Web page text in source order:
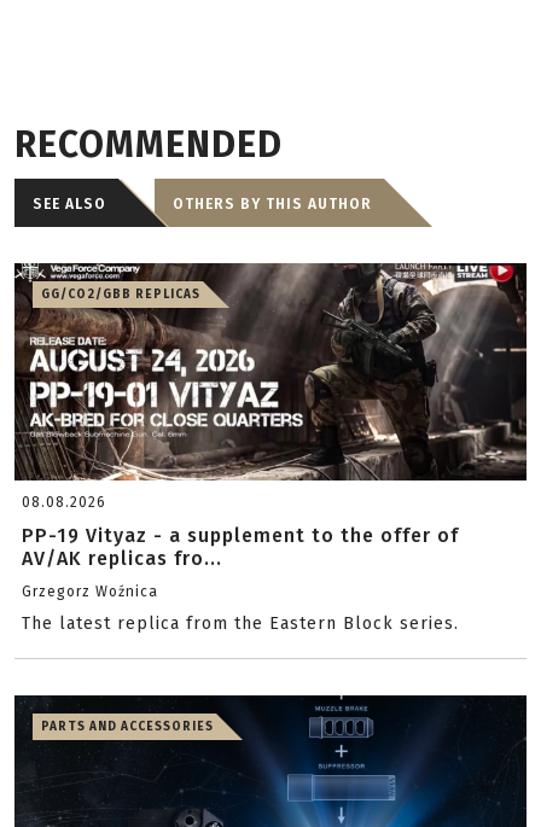
RECOMMENDED
SEE ALSO OTHERS BY THIS AUTHOR
GG/CO2/GBB REPLICAS
08.08.2026
PP-19 Vityaz - a supplement to the offer of
AV/AK replicas fro...
Grzegorz Woźnica
The latest replica from the Eastern Block series.
PARTS AND ACCESSORIES